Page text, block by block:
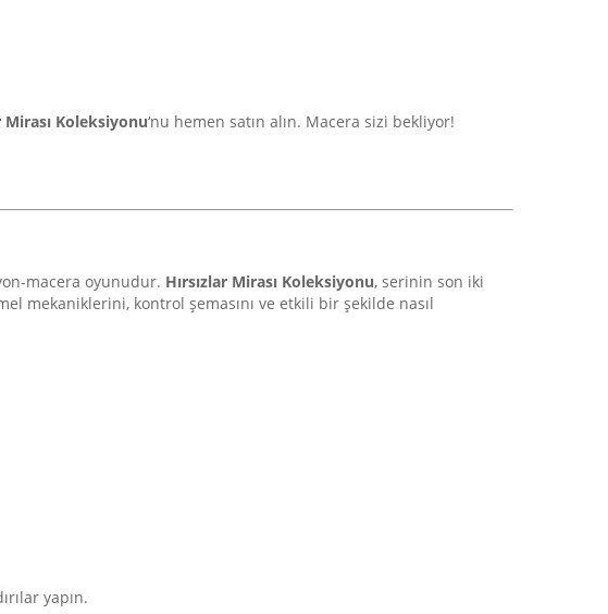
Mirası Koleksiyonu‘nu hemen satın alın. Macera sizi bekliyor!
macera oyunudur. Hırsızlar Mirası Koleksiyonu, serinin son iki
mekaniklerini, kontrol şemasını ve etkili bir şekilde nasıl
yapın.